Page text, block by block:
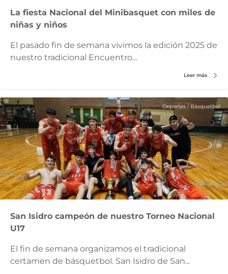
La fiesta Nacional del Minibasquet con miles de
niñas y niños
El pasado fin de semana vivimos la edición 2025 de
nuestro tradicional Encuentro...
Leer más
Deportes / Básquetbol
San Isidro campeón de nuestro Torneo Nacional
U17
El fin de semana organizamos el tradicional
certamen de básquetbol. San Isidro de San...